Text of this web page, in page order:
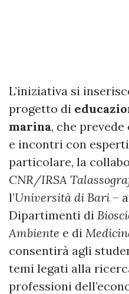
L’iniziativa si
progetto di
marina, che
e incontri con
particolare, la
CNR/IRSA
l’Università di Bari –
Dipartimenti di
Ambiente e di
consentirà agli
temi legati alla
professioni